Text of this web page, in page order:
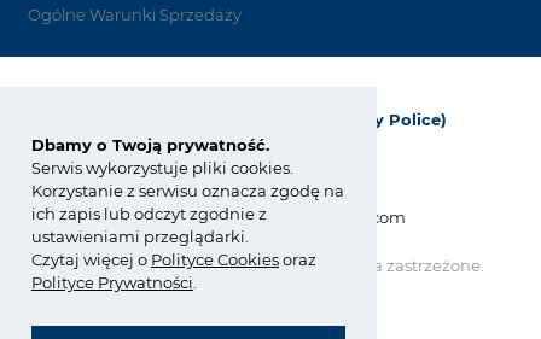
Dbamy o Twoją prywatność.
Serwis wykorzystuje pliki cookies.
Korzystanie z serwisu oznacza zgodę na
ich zapis lub odczyt zgodnie z
ustawieniami przeglądarki.
Czytaj więcej o PolityceCookiesoraz
Polityce Prywatności
Ogólne Warunki Sprzedaży
Grupa Azoty Polyolefins (Polimery Police)
ul. Kuźnicka 1
72-010 Police; Polska
info_polyolefins@grupaazoty.com
Copyright © Grupa Azoty. Wszelkie prawa zastrzeżone.